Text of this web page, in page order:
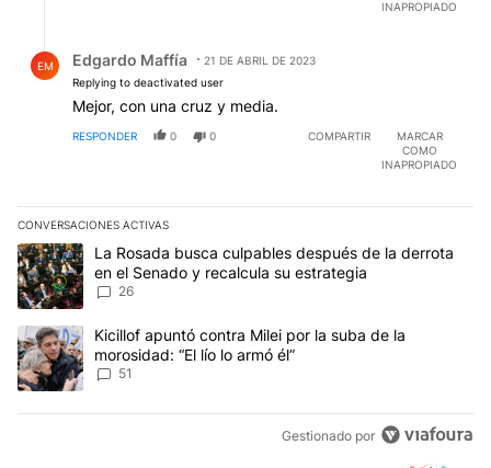
INAPROPIADO
EM Edgardo Maffía
21 DE ABRIL DE 2023
Replying to deactivated user
Mejor, con una cruz y media.
RESPONDER 0 0 COMPARTIR
MARCAR
COMO
INAPROPIADO
CONVERSACIONES ACTIVAS
Este listado muestra los artículos con más comentarios en los
Un artículo de tendencia con el título "La Rosada busca
La Rosada busca culpables después de la derrota
en el Senado y recalcula su estrategia
26
Un artículo de tendencia con el título "Kicillof apuntó contra Milei
Kicillof apuntó contra Milei por la suba de la
morosidad: “El lío lo armó él”
51
Gestionado por